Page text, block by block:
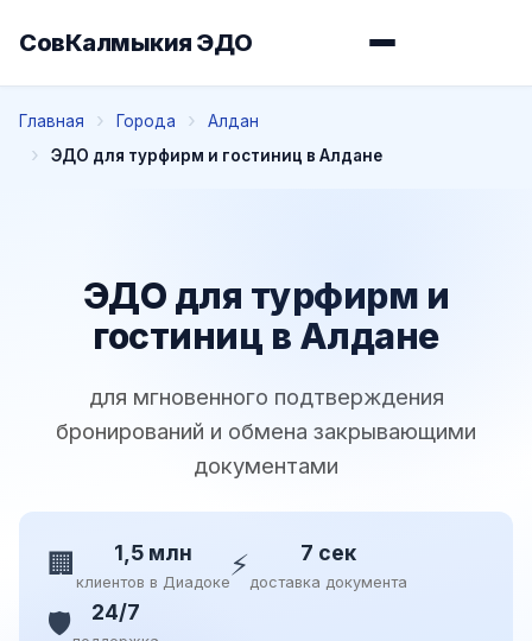
СовКалмыкия ЭДО
Главная Города
Алдан
ЭДО для турфирм и гостиниц в Алдане
ЭДО для турфирм и
гостиниц в Алдане
для мгновенного подтверждения
бронирований и обмена закрывающими
документами
🏢 1,5 млн
клиентов в Диадоке⚡ 7 сек
доставка документа
🛡️ 24/7